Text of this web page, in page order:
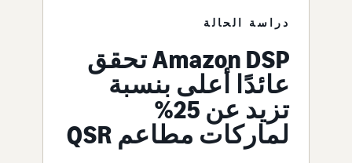
دراسة الحالة
Amazon DSP تحقق
عائدًا أعلى بنسبة
تزيد عن 25%
لماركات مطاعم QSR